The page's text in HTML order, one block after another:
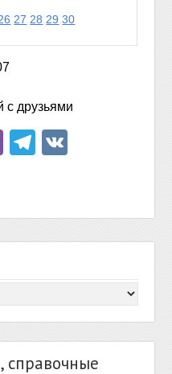
27 28 29 30
с друзьями
ViberTelegram
справочные